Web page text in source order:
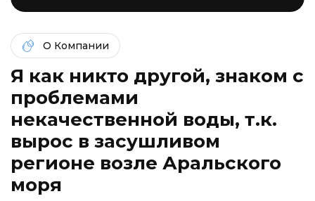
О Компании
Я как никто другой, знаком c
проблемами
некачественной воды, т.к.
вырос в засушливом
регионе возле Аральского
моря